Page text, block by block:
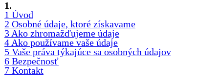
1.
1 Úvod
2 Osobné údaje, ktoré získavame
3 Ako zhromažďujeme údaje
4 Ako používame vaše údaje
5 Vaše práva týkajúce sa osobných údajov
6 Bezpečnosť
7 Kontakt